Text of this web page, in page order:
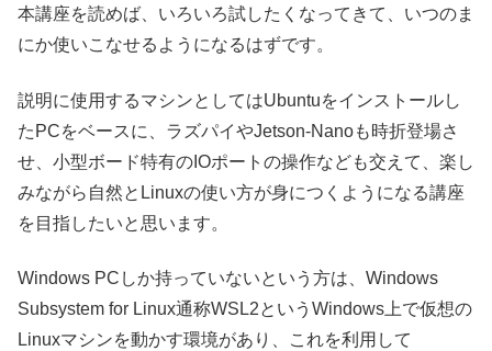
本講座を読めば、いろいろ試したくなってきて、いつのま
にか使いこなせるようになるはずです。
説明に使用するマシンとしてはUbuntuをインストールし
たPCをベースに、ラズパイやJetson-Nanoも時折登場さ
せ、小型ボード特有のIOポートの操作なども交えて、楽し
みながら自然とLinuxの使い方が身につくようになる講座
を目指したいと思います。
Windows PCしか持っていないという方は、Windows
Subsystem for Linux通称WSL2というWindows上で仮想の
Linuxマシンを動かす環境があり、これを利用して